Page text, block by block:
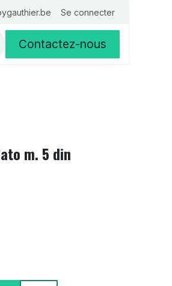
Se connecter
Contactez-nous
m. 5 din